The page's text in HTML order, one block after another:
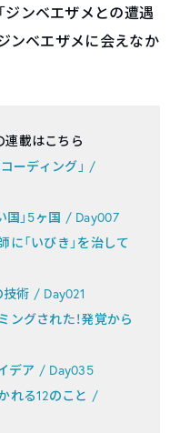
ジンベエザメとの遭遇
ンベエザメに会えなか
載はこちら
ーディング」 /
国」5ヶ国 / Day007
「いびき」を治して
術 / Day021
グされた！発覚から
デア / Day035
れる12のこと /